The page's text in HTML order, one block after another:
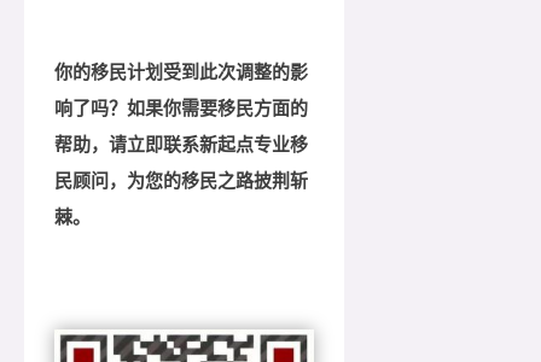
你的移民计划受到此次调整的影
响了吗？如果你需要移民方面的
帮助，请立即联系新起点专业移
民顾问，为您的移民之路披荆斩
棘。